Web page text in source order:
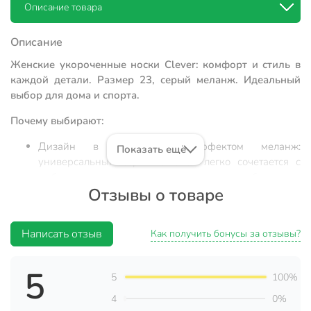
Описание товара
Описание
Женские укороченные носки Clever: комфорт и стиль в
каждой детали. Размер 23, серый меланж. Идеальный
выбор для дома и спорта.
Почему выбирают:
Дизайн в полоску с эффектом меланж:
универсальный серый оттенок легко сочетается с
Оптимальный состав ткани: комбинация хлопка,
и сохранение формы даже после 30+ стирок.
Универсальность использования: тонкая вязка
или для уютного отдыха дома без эффекта
перегрева.
Показать ещё
Отзывы о товаре
Написать отзыв Как получить бонусы за отзывы?
5 5
100%
4
0%